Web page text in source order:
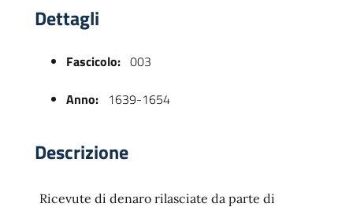
Dettagli
Fascicolo: 003
Anno: 1639-1654
Descrizione
Ricevute di denaro rilasciate da parte di